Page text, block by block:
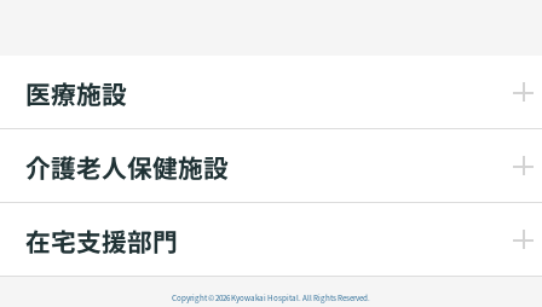
医療施設
介護老人保健施設
在宅支援部門
Copyright © 2026 Kyowakai Hospital. All Rights Reserved.